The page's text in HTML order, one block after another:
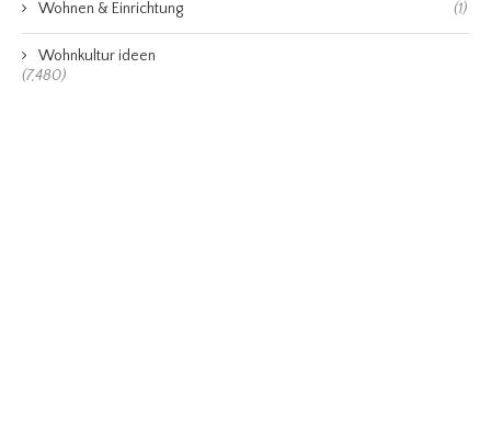
Wohnen & Einrichtung (1)
Wohnkultur ideen
(7,480)